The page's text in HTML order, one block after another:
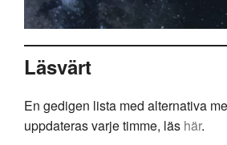
Läsvärt
En gedigen lista med alternativa
uppdateras varje timme, läs här.